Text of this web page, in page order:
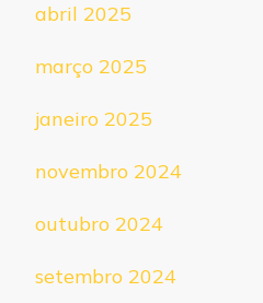
abril 2025
março 2025
janeiro 2025
novembro 2024
outubro 2024
setembro 2024